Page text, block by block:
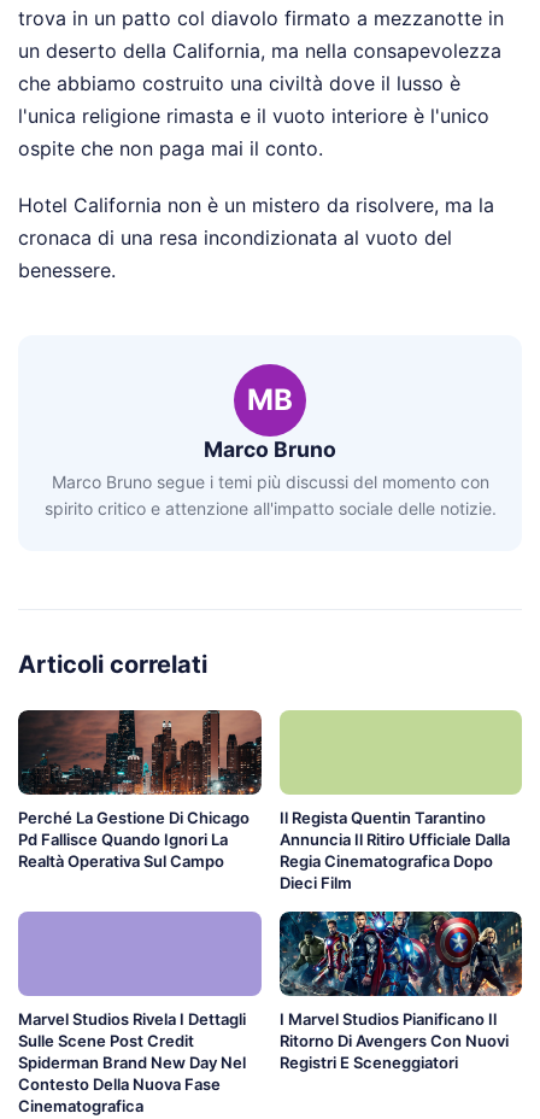
trova in un patto col diavolo firmato a mezzanotte in
un deserto della California, ma nella consapevolezza
che abbiamo costruito una civiltà dove il lusso è
l'unica religione rimasta e il vuoto interiore è l'unico
ospite che non paga mai il conto.
Hotel California non è un mistero da risolvere, ma la
cronaca di una resa incondizionata al vuoto del
benessere.
MB
Marco Bruno
Marco Bruno segue i temi più discussi del momento con
spirito critico e attenzione all'impatto sociale delle notizie.
Articoli correlati
Perché La Gestione Di Chicago
Pd Fallisce Quando Ignori La
Realtà Operativa Sul Campo
Il Regista Quentin Tarantino
Annuncia Il Ritiro Ufficiale Dalla
Regia Cinematografica Dopo
Dieci Film
Marvel Studios Rivela I Dettagli
Sulle Scene Post Credit
Spiderman Brand New Day Nel
Contesto Della Nuova Fase
Cinematografica
I Marvel Studios Pianificano Il
Ritorno Di Avengers Con Nuovi
Registri E Sceneggiatori